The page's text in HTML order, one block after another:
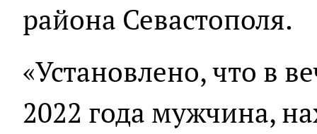
района Севастополя.
«Установлено, что в
2022 года мужчина,